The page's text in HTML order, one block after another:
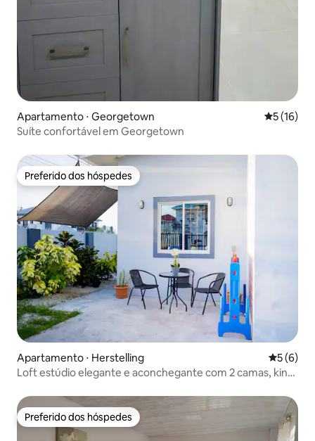
Apartamento ⋅ Georgetown 5 de uma
5 (16)
Suíte confortável em Georgetown
Preferido dos hóspedes
Preferido dos hóspedes
Apartamento ⋅ Herstelling 5 de
5 (6)
Loft estúdio elegante e aconchegante com 2 camas, king
Preferido dos hóspedes
Preferido dos hóspedes